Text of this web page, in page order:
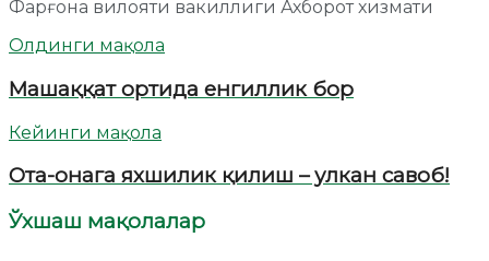
Фарғона вилояти вакиллиги Ахборот хизмати
Олдинги мақола
Машаққат ортида енгиллик бор
Кейинги мақола
Ота-онага яхшилик қилиш – улкан савоб!
Ўхшаш мақолалар